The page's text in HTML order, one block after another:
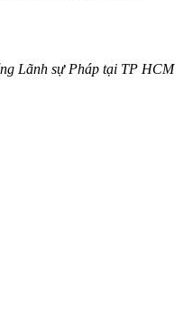
Lãnh sự Pháp tại TP HCM